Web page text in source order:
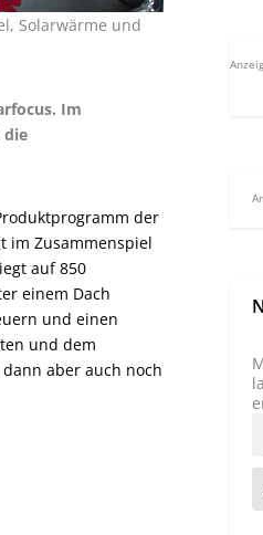
Solarwärme und
Im
die
der
im Zusammenspiel
auf 850
einem Dach
und einen
und dem
aber auch noch